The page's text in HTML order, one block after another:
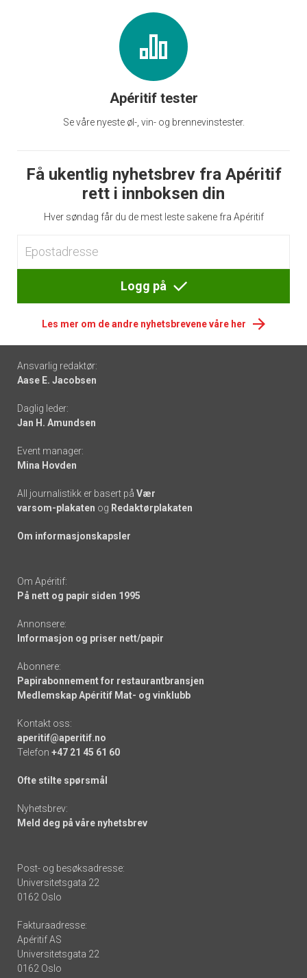
Apéritif tester
Se våre nyeste øl-, vin- og brennevinstester.
Få ukentlig nyhetsbrev fra Apéritif
rett i innboksen din
Hver søndag får du de mest leste sakene fra Apéritif
Logg på
Les mer om de andre nyhetsbrevene våre her
Footer
-
links
Ansvarlig redaktør:
Aase E. Jacobsen
Daglig leder:
Jan H. Amundsen
Event manager:
Mina Hovden
All journalistikk er basert på Vær
varsom-plakaten og Redaktørplakaten
Om informasjonskapsler
Om Apéritif:
På nett og papir siden 1995
Annonsere:
Informasjon og priser nett/papir
Abonnere:
Papirabonnement for restaurantbransjen
Medlemskap Apéritif Mat- og vinklubb
Kontakt oss:
aperitif@aperitif.no
Telefon +47 21 45 61 60
Ofte stilte spørsmål
Nyhetsbrev:
Meld deg på våre nyhetsbrev
Post- og besøksadresse:
Universitetsgata 22
0162 Oslo
Fakturaadresse:
Apéritif AS
Universitetsgata 22
0162 Oslo